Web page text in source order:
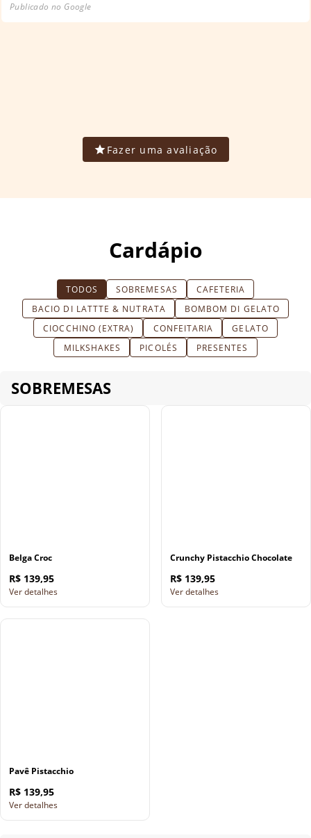
Publicado no Google
Fazer uma avaliação
Cardápio
TODOS SOBREMESAS
CAFETERIA
BACIO DI LATTTE & NUTRATA
BOMBOM DI GELATO
CIOCCHINO (EXTRA)
CONFEITARIA
GELATO
MILKSHAKES
PICOLÉS PRESENTES
SOBREMESAS
Belga Croc
R$ 139,95
Ver detalhes
Crunchy Pistacchio Chocolate
R$ 139,95
Ver detalhes
Pavê Pistacchio
R$ 139,95
Ver detalhes